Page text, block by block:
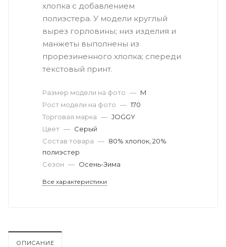
хлопка с добавлением
полиэстера. У модели круглый
вырез горловины; низ изделия и
манжеты выполнены из
прорезиненного хлопка; спереди
текстовый принт.
Размер модели на фото — M
Рост модели на фото — 170
Торговая марка — JOGGY
Цвет — Серый
Состав товара — 80% хлопок, 20%
полиэстер
Сезон — Осень-Зима
Все характеристики
ОПИСАНИЕ